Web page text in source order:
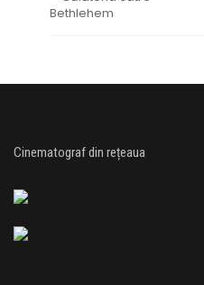
Bethlehem
Cinematograf din rețeaua